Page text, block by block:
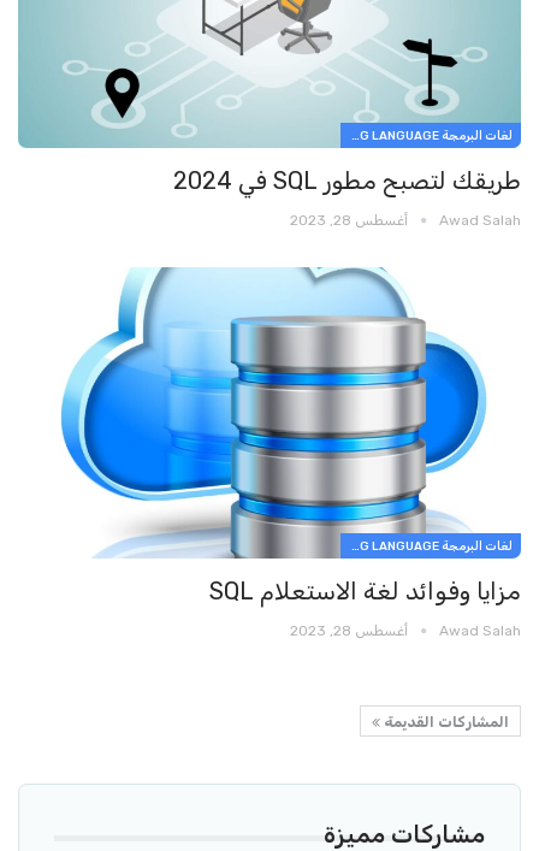
لغات البرمجة PROGRAMMING LANGUAGE
طريقك لتصبح مطور SQL في 2024
Awad Salah أغسطس 28, 2023
لغات البرمجة PROGRAMMING LANGUAGE
مزايا وفوائد لغة الاستعلام SQL
Awad Salah أغسطس 28, 2023
المشاركات القديمة
مشاركات مميزة